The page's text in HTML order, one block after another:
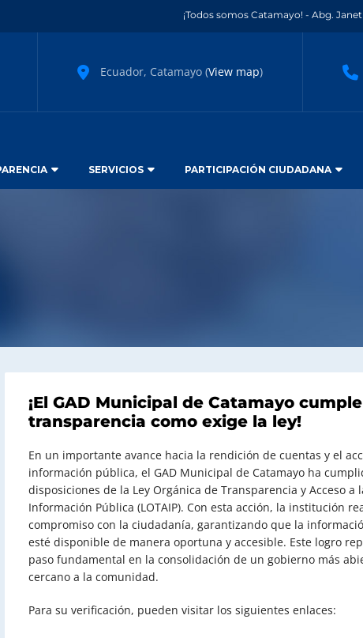
¡Todos somos Catamayo! - Abg.
Ecuador, Catamayo (View map)
SERVICIOS PARTICIPACIÓN CIUDADANA
¡El GAD Municipal de Catamayo
transparencia como exige la ley!
En un importante avance hacia la rendición de cuentas y el
información pública, el GAD Municipal de Catamayo ha
disposiciones de la Ley Orgánica de Transparencia y Acceso a
Información Pública (LOTAIP). Con esta acción, la institución
compromiso con la ciudadanía, garantizando que la
esté disponible de manera oportuna y accesible. Este logro
paso fundamental en la consolidación de un gobierno más
cercano a la comunidad.
Para su verificación, pueden visitar los siguientes enlaces: